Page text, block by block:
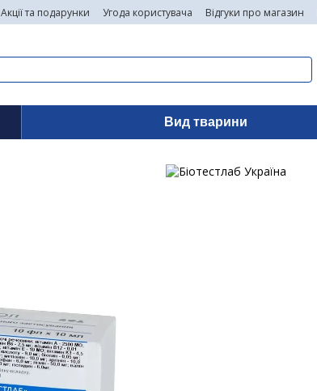
Акції та подарунки Угода користувача Відгуки про магазин
Вид тварини